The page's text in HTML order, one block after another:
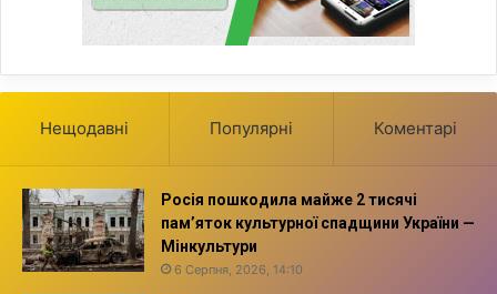
Нещодавні Популярні Коментарі
Росія пошкодила майже 2 тисячі
пам’яток культурної спадщини України —
Мінкультури
6 Серпня, 2026, 14:10